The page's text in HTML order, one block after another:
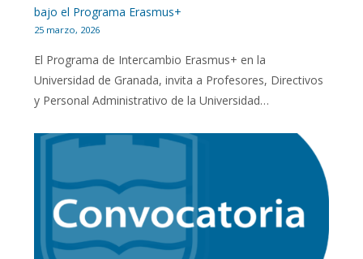
bajo el Programa Erasmus+
25 marzo, 2026
El Programa de Intercambio Erasmus+ en la
Universidad de Granada, invita a Profesores, Directivos
y Personal Administrativo de la Universidad…